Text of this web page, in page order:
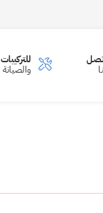
للتركيبات
والصيانة